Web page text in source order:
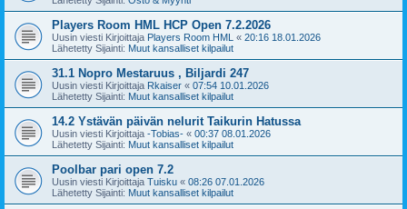
Players Room HML HCP Open 7.2.2026
Uusin viesti Kirjoittaja Players Room HML « 20:16 18.01.2026
Lähetetty Sijainti: Muut kansalliset kilpailut
31.1 Nopro Mestaruus , Biljardi 247
Uusin viesti Kirjoittaja Rkaiser « 07:54 10.01.2026
Lähetetty Sijainti: Muut kansalliset kilpailut
14.2 Ystävän päivän nelurit Taikurin Hatussa
Uusin viesti Kirjoittaja -Tobias- « 00:37 08.01.2026
Lähetetty Sijainti: Muut kansalliset kilpailut
Poolbar pari open 7.2
Uusin viesti Kirjoittaja Tuisku « 08:26 07.01.2026
Lähetetty Sijainti: Muut kansalliset kilpailut